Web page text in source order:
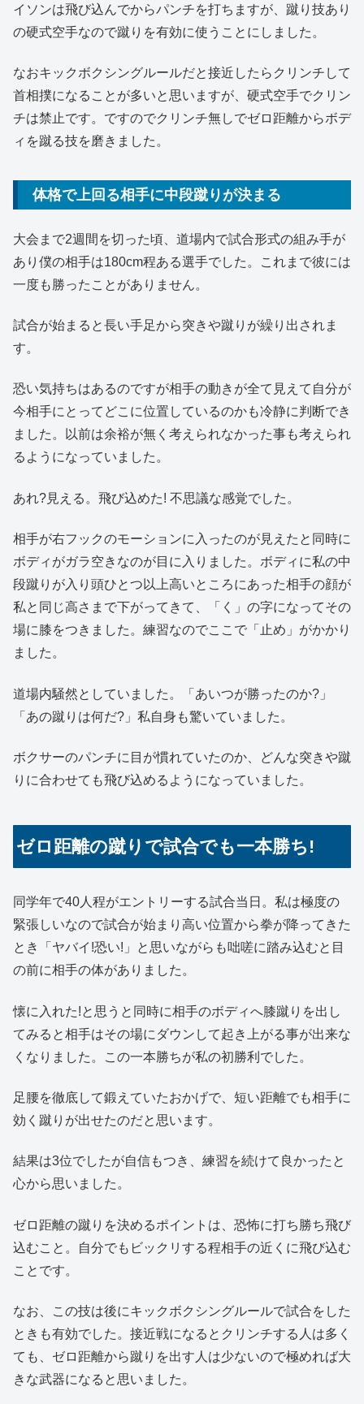
イソンは飛び込んでからパンチを打ちますが、蹴り技あり
の硬式空手なので蹴りを有効に使うことにしました。
なおキックボクシングルールだと接近したらクリンチして
首相撲になることが多いと思いますが、硬式空手でクリン
チは禁止です。ですのでクリンチ無しでゼロ距離からボデ
ィを蹴る技を磨きました。
体格で上回る相手に中段蹴りが決まる
大会まで2週間を切った頃、道場内で試合形式の組み手が
あり僕の相手は180cm程ある選手でした。これまで彼には
一度も勝ったことがありません。
試合が始まると長い手足から突きや蹴りが繰り出されま
す。
恐い気持ちはあるのですが相手の動きが全て見えて自分が
今相手にとってどこに位置しているのかも冷静に判断でき
ました。以前は余裕が無く考えられなかった事も考えられ
るようになっていました。
あれ?見える。飛び込めた! 不思議な感覚でした。
相手が右フックのモーションに入ったのが見えたと同時に
ボディがガラ空きなのが目に入りました。ボディに私の中
段蹴りが入り頭ひとつ以上高いところにあった相手の顔が
私と同じ高さまで下がってきて、「く」の字になってその
場に膝をつきました。練習なのでここで「止め」がかかり
ました。
道場内騒然としていました。「あいつが勝ったのか?」
「あの蹴りは何だ?」私自身も驚いていました。
ボクサーのパンチに目が慣れていたのか、どんな突きや蹴
りに合わせても飛び込めるようになっていました。
ゼロ距離の蹴りで試合でも一本勝ち!
同学年で40人程がエントリーする試合当日。私は極度の
緊張しいなので試合が始まり高い位置から拳が降ってきた
とき「ヤバイ!恐い!」と思いながらも咄嗟に踏み込むと目
の前に相手の体がありました。
懐に入れた!と思うと同時に相手のボディへ膝蹴りを出し
てみると相手はその場にダウンして起き上がる事が出来な
くなりました。この一本勝ちが私の初勝利でした。
足腰を徹底して鍛えていたおかげで、短い距離でも相手に
効く蹴りが出せたのだと思います。
結果は3位でしたが自信もつき、練習を続けて良かったと
心から思いました。
ゼロ距離の蹴りを決めるポイントは、恐怖に打ち勝ち飛び
込むこと。自分でもビックリする程相手の近くに飛び込む
ことです。
なお、この技は後にキックボクシングルールで試合をした
ときも有効でした。接近戦になるとクリンチする人は多く
ても、ゼロ距離から蹴りを出す人は少ないので極めれば大
きな武器になると思いました。